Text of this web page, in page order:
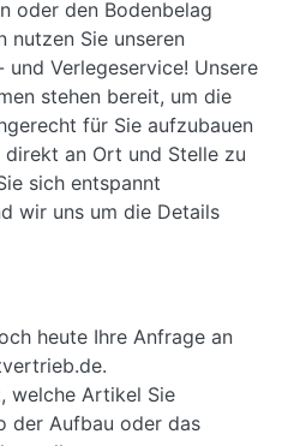
oder den Bodenbelag
nutzen Sie unseren
Verlegeservice! Unsere
stehen bereit, um die
für Sie aufzubauen
an Ort und Stelle zu
sich entspannt
wir uns um die Details
heute Ihre Anfrage an
welche Artikel Sie
der Aufbau oder das